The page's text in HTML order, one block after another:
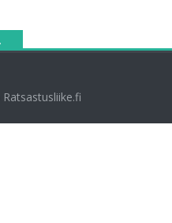
Ratsastusliike.fi